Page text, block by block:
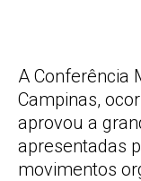
A Conferência
Campinas,
aprovou a
apresentadas
movimentos